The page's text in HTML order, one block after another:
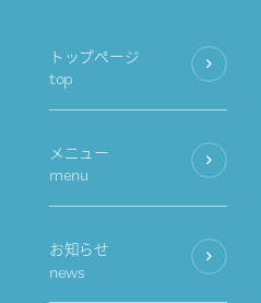
トップページ
top
メニュー
menu
お知らせ
news